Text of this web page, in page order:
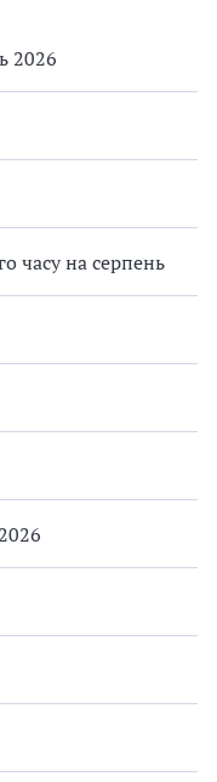
2026
часу на серпень